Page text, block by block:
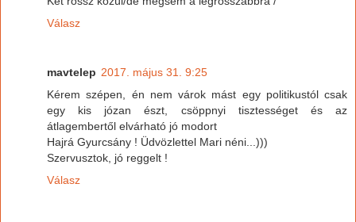
Válasz
mavtelep 2017. május 31. 9:25
Kérem szépen, én nem várok mást egy politikustól csak
egy kis józan észt, csöppnyi tisztességet és az
átlagembertől elvárható jó modort
Hajrá Gyurcsány ! Üdvözlettel Mari néni...)))
Szervusztok, jó reggelt !
Válasz